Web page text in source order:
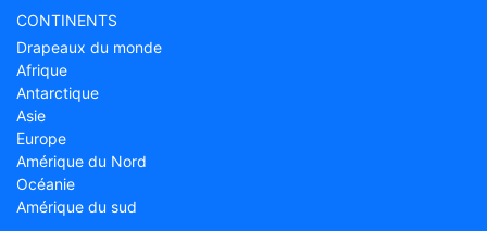
CONTINENTS
Drapeaux du monde
Afrique
Antarctique
Asie
Europe
Amérique du Nord
Océanie
Amérique du sud